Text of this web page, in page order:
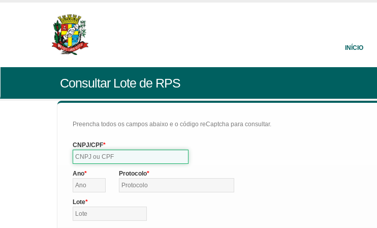
INÍCIO
Consultar Lote de RPS
Preencha todos os campos abaixo e o código reCaptcha para consultar.
CNPJ/CPF
Ano Protocolo
Lote